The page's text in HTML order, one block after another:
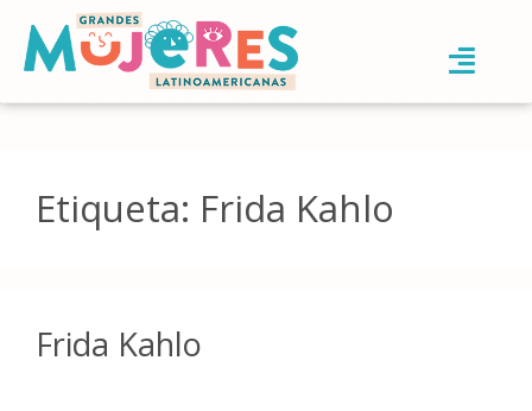
Etiqueta: Frida Kahlo
Frida Kahlo